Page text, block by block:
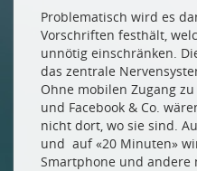
Drucken
Impressum
Problematisch wird es
Vorschriften festhält,
unnötig einschränken.
das zentrale
Ohne mobilen Zugang
und Facebook & Co.
nicht dort, wo sie sind.
und auf «20 Minuten»
Smartphone und andere